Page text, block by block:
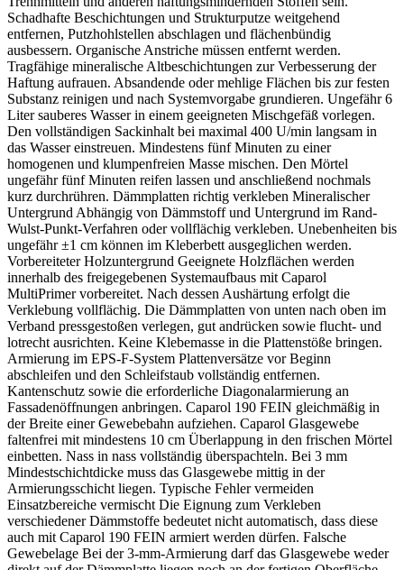
Schadhafte Beschichtungen und Strukturputze weitgehend
entfernen, Putzhohlstellen abschlagen und flächenbündig
ausbessern. Organische Anstriche müssen entfernt werden.
Tragfähige mineralische Altbeschichtungen zur Verbesserung der
Haftung aufrauen. Absandende oder mehlige Flächen bis zur festen
Substanz reinigen und nach Systemvorgabe grundieren. Ungefähr 6
Liter sauberes Wasser in einem geeigneten Mischgefäß vorlegen.
Den vollständigen Sackinhalt bei maximal 400 U/min langsam in
das Wasser einstreuen. Mindestens fünf Minuten zu einer
homogenen und klumpenfreien Masse mischen. Den Mörtel
ungefähr fünf Minuten reifen lassen und anschließend nochmals
kurz durchrühren. Dämmplatten richtig verkleben Mineralischer
Untergrund Abhängig von Dämmstoff und Untergrund im Rand-
Wulst-Punkt-Verfahren oder vollflächig verkleben. Unebenheiten bis
ungefähr ±1 cm können im Kleberbett ausgeglichen werden.
Vorbereiteter Holzuntergrund Geeignete Holzflächen werden
innerhalb des freigegebenen Systemaufbaus mit Caparol
MultiPrimer vorbereitet. Nach dessen Aushärtung erfolgt die
Verklebung vollflächig. Die Dämmplatten von unten nach oben im
Verband pressgestoßen verlegen, gut andrücken sowie flucht- und
lotrecht ausrichten. Keine Klebemasse in die Plattenstöße bringen.
Armierung im EPS-F-System Plattenversätze vor Beginn
abschleifen und den Schleifstaub vollständig entfernen.
Kantenschutz sowie die erforderliche Diagonalarmierung an
Fassadenöffnungen anbringen. Caparol 190 FEIN gleichmäßig in
der Breite einer Gewebebahn aufziehen. Caparol Glasgewebe
faltenfrei mit mindestens 10 cm Überlappung in den frischen Mörtel
einbetten. Nass in nass vollständig überspachteln. Bei 3 mm
Mindestschichtdicke muss das Glasgewebe mittig in der
Armierungsschicht liegen. Typische Fehler vermeiden
Einsatzbereiche vermischt Die Eignung zum Verkleben
verschiedener Dämmstoffe bedeutet nicht automatisch, dass diese
auch mit Caparol 190 FEIN armiert werden dürfen. Falsche
Gewebelage Bei der 3-mm-Armierung darf das Glasgewebe weder